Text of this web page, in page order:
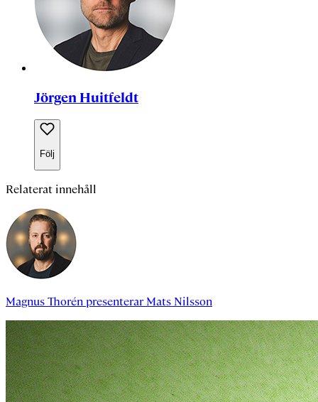
Jörgen Huitfeldt
Följ
Relaterat innehåll
Magnus Thorénpresenterar Mats Nilsson